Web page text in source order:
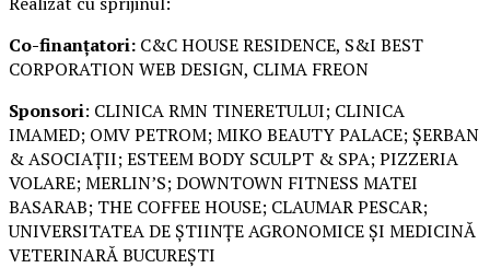
Co-finanțatori: C&C HOUSE RESIDENCE, S&I BEST
CORPORATION WEB DESIGN, CLIMA FREON
Sponsori: CLINICA RMN TINERETULUI; CLINICA
IMAMED; OMV PETROM; MIKO BEAUTY PALACE; ȘERBAN
& ASOCIAȚII; ESTEEM BODY SCULPT & SPA; PIZZERIA
VOLARE; MERLIN’S; DOWNTOWN FITNESS MATEI
BASARAB; THE COFFEE HOUSE; CLAUMAR PESCAR;
UNIVERSITATEA DE ȘTIINȚE AGRONOMICE ȘI MEDICINĂ
VETERINARĂ BUCUREȘTI